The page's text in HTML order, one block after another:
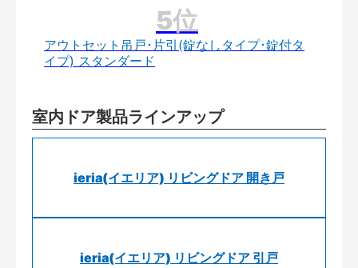
アウトセット吊戸･片引(錠なしタイプ･錠付タ
イプ) スタンダード
室内ドア製品ラインアップ
ieria(イエリア) リビングドア 開き戸
ieria(イエリア) リビングドア 引戸